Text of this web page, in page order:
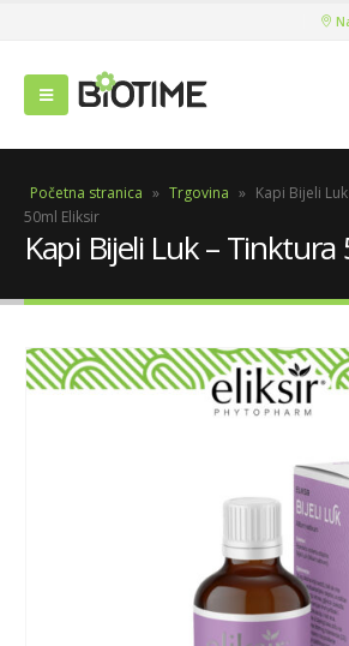
Početna stranica » Trgovina » Kapi Bijeli
50ml Eliksir
Kapi Bijeli Luk – Tinktura